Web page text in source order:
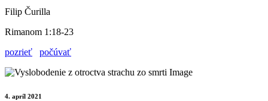
Filip Čurilla
Rimanom 1:18-23
pozrieť
počúvať
4. apríl 2021